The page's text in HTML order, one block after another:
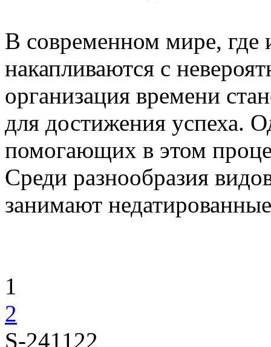
В современном мире, где
накапливаются с
организация времени
для достижения успеха.
помогающих в этом
Среди разнообразия
занимают
1
2
S-241122